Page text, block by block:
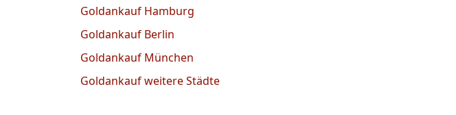
Goldankauf Hamburg
Goldankauf Berlin
Goldankauf München
Goldankauf weitere Städte